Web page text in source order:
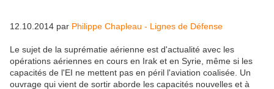
12.10.2014 par Philippe Chapleau - Lignes de Défense
Le sujet de la suprématie aérienne est d'actualité avec les
opérations aériennes en cours en Irak et en Syrie, même si les
capacités de l'EI ne mettent pas en péril l'aviation coalisée. Un
ouvrage qui vient de sortir aborde les capacités nouvelles et à